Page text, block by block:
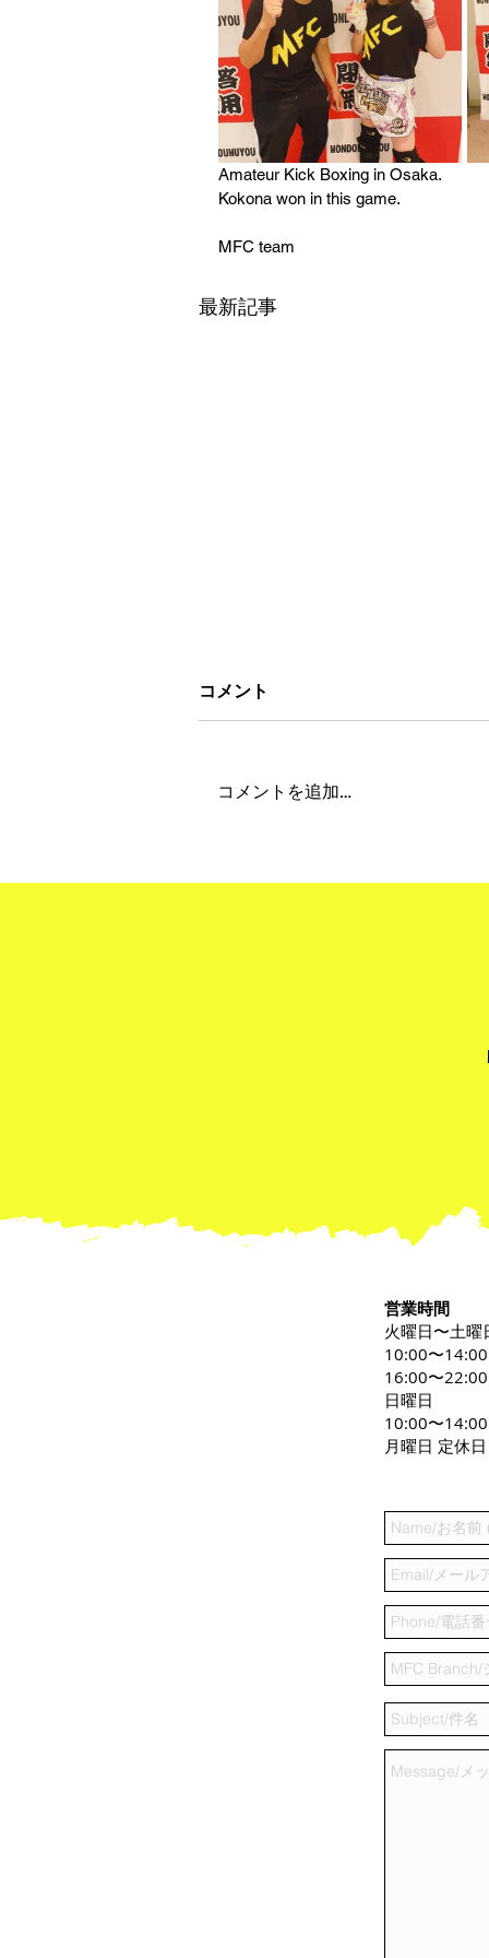
Amateur Kick Boxing in Osaka.
Kokona won in this game.
MFC team
最新記事
コメント
コメントを追加…
営業時間
火曜日〜土曜
10:00〜
16:00〜22:00
日曜日
10:00〜14:00
月曜日 定休日